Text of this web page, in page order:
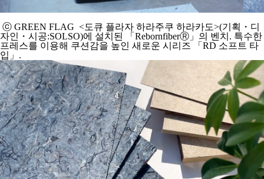
ⓒ GREEN FLAG <도큐 플라자 하라주쿠 하라카도>(기획・디
자인・시공:SOLSO)에 설치된 「RebornfiberⓇ」의 벤치. 특수한
프레스를 이용해 쿠션감을 높인 새로운 시리즈 「RD 소프트 타
입」.